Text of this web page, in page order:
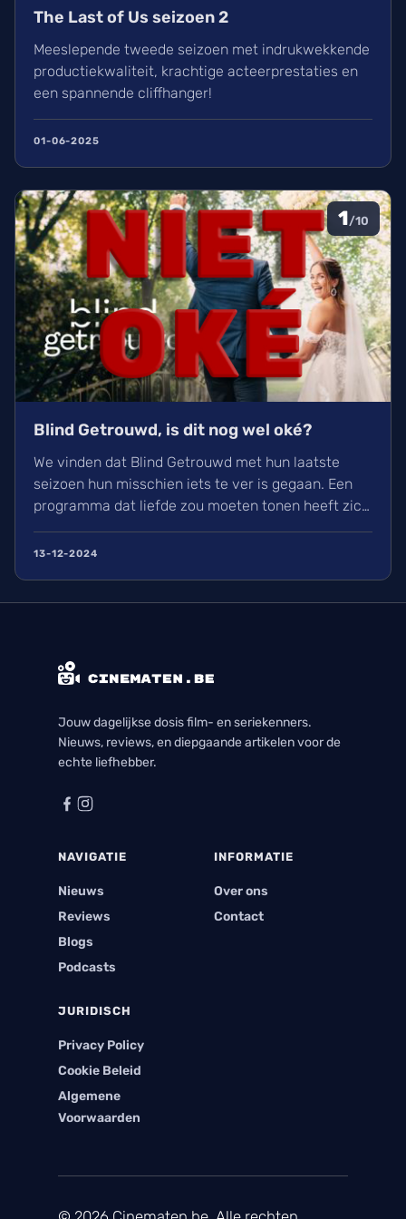
The Last of Us seizoen 2
Meeslepende tweede seizoen met indrukwekkende
productiekwaliteit, krachtige acteerprestaties en
een spannende cliffhanger!
01-06-2025
1/10
Blind Getrouwd, is dit nog wel oké?
We vinden dat Blind Getrouwd met hun laatste
seizoen hun misschien iets te ver is gegaan. Een
programma dat liefde zou moeten tonen heeft zich
meer gefocust om leed. Is dit de nieuwe soort van
uitlachtelevisie?
13-12-2024
Jouw dagelijkse dosis film- en seriekenners.
Nieuws, reviews, en diepgaande artikelen voor de
echte liefhebber.
NAVIGATIE
Nieuws
Reviews
Blogs
Podcasts
INFORMATIE
Over ons
Contact
JURIDISCH
Privacy Policy
Cookie Beleid
Algemene
Voorwaarden